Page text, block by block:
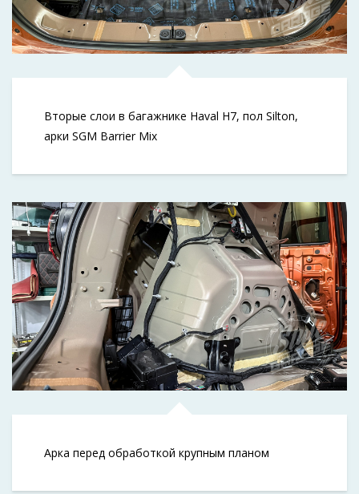
Вторые слои в багажнике Haval H7, пол Silton,
арки SGM Barrier Mix
Арка перед обработкой крупным планом